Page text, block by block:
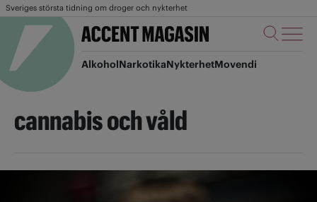
Sveriges största tidning om droger och nykterhet
AlkoholNarkotikaNykterhetMovendi
cannabis och våld